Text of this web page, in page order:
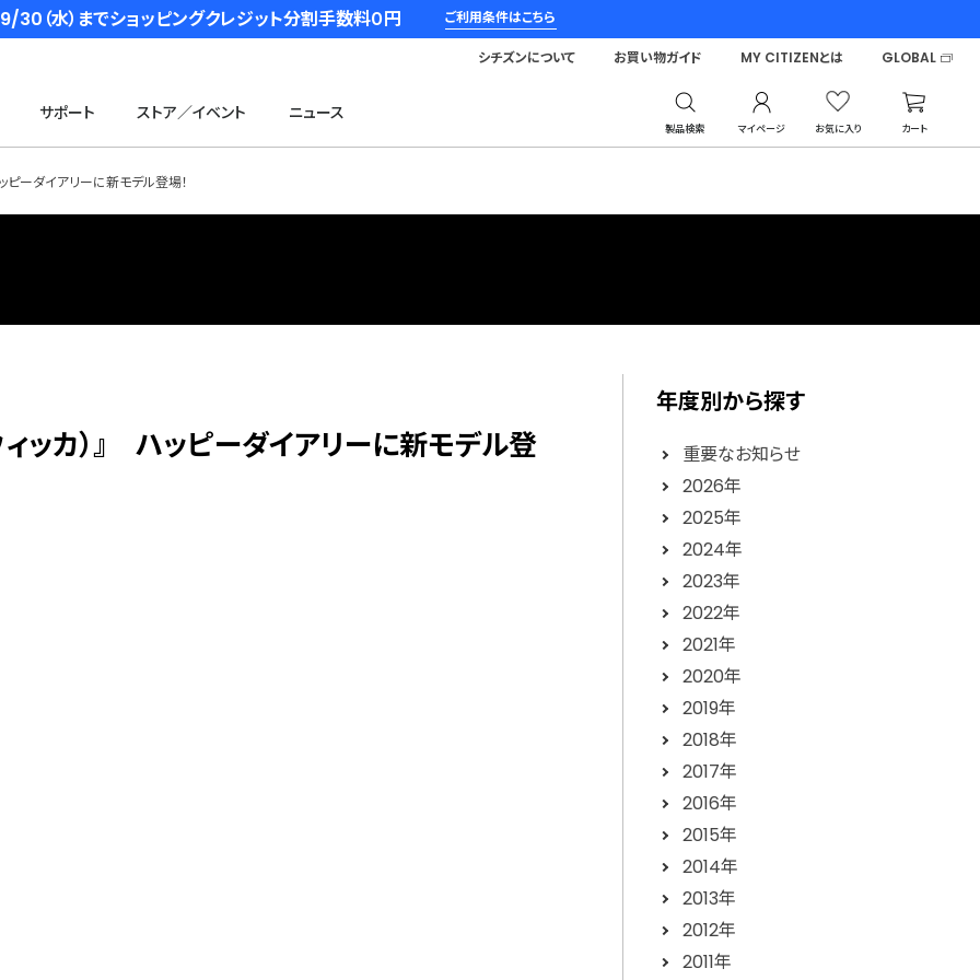
（水）までショッピングクレジット分割手数料０円 ご利用条件はこちら
サポート ストア／イベント ニュース
製品検索 マイページ お気に入り カート
シチズンについて お買い物ガイド MY CITIZENとは GLOBAL
ピーダイアリーに新モデル登場！
ッカ）』 ハッピーダイアリーに新モデル登
年度別から探す
重要なお知らせ
2026年
2025年
2024年
2023年
2022年
2021年
2020年
2019年
2018年
2017年
2016年
2015年
2014年
2013年
2012年
2011年